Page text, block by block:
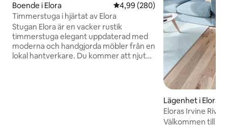
Boende i Elora 4,99 av 5 i genomsnittligt
4,99 (280)
Timmerstuga i hjärtat av Elora
Stugan Elora är en vacker rustik
timmerstuga elegant uppdaterad med
moderna och handgjorda möbler från en
lokal hantverkare. Du kommer att njuta
Lägenhet i Elora
Eloras Irvine
Välkommen till